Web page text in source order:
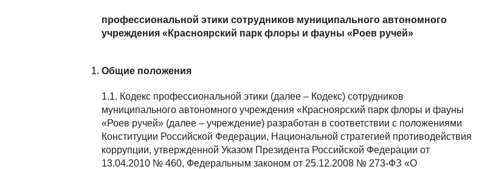
профессиональной этики сотрудников муниципального автономного
учреждения «Красноярский парк флоры и фауны «Роев ручей»
Общие положения
1.1. Кодекс профессиональной этики (далее – Кодекс) сотрудников
муниципального автономного учреждения «Красноярский парк флоры и фауны
«Роев ручей» (далее – учреждение) разработан в соответствии с положениями
Конституции Российской Федерации, Национальной стратегией противодействия
коррупции, утвержденной Указом Президента Российской Федерации от
13.04.2010 № 460, Федеральным законом от 25.12.2008 № 273-ФЗ «О